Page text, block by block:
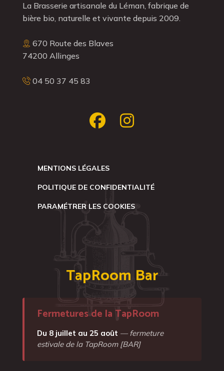
La Brasserie artisanale du Léman, fabrique de
bière bio, naturelle et vivante depuis 2009.
670 Route des Blaves
74200 Allinges
04 50 37 45 83
MENTIONS LÉGALES
POLITIQUE DE CONFIDENTIALITÉ
PARAMÉTRER LES COOKIES
TapRoom Bar
Fermetures de la TapRoom
Du 8 juillet au 25 août — fermeture
estivale de la TapRoom [BAR]